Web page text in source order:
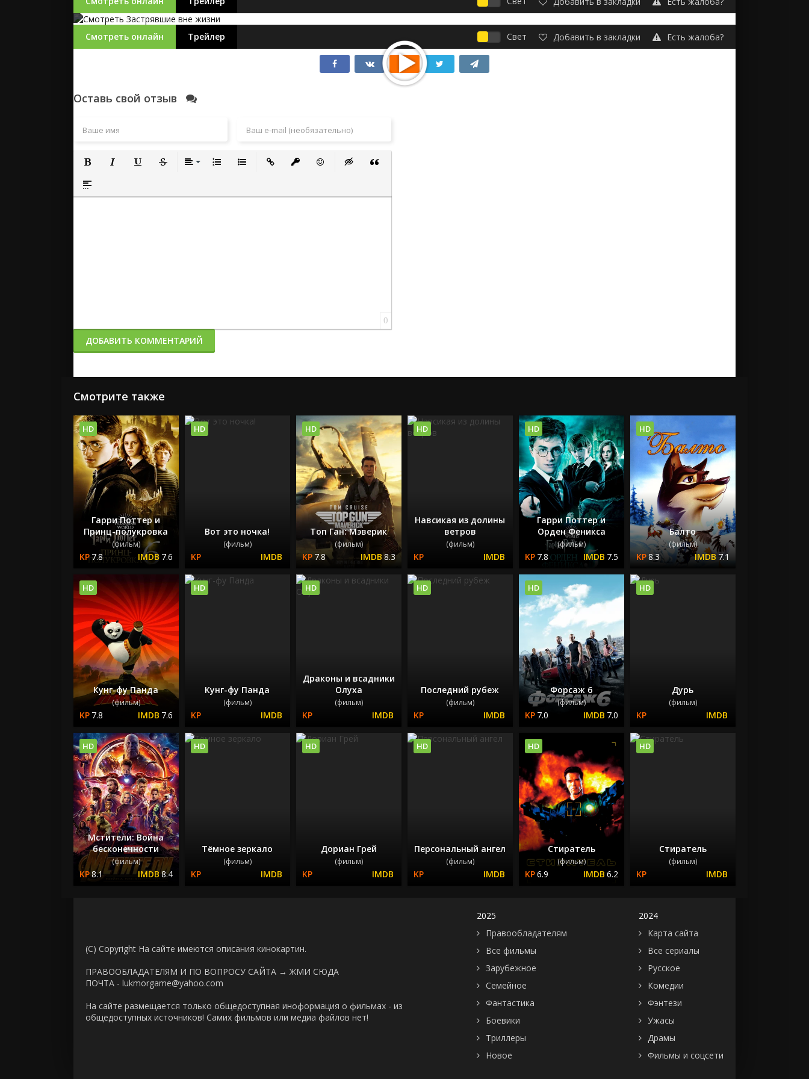
Смотреть онлайн Трейлер Свет Добавить в закладки Есть жалоба?
Оставь свой отзыв
Полужирный
Вставка спойлера
0
ДОБАВИТЬ КОММЕНТАРИЙ
Смотрите также
Гарри Поттер и
Принц-полукровка
(фильм)
7.8 7.6
HD
Вот это ночка!
(фильм)
HD
Топ Ган: Мэверик
(фильм)
7.8 8.3
HD
Навсикая из долины
ветров
(фильм)
HD
Гарри Поттер и
Орден Феникса
(фильм)
7.8 7.5
HD
Балто
(фильм)
8.3 7.1
HD
Кунг-фу Панда
(фильм)
7.8 7.6
HD
Кунг-фу Панда
(фильм)
HD
Драконы и всадники
Олуха
(фильм)
HD
Последний рубеж
(фильм)
HD
Форсаж 6
(фильм)
7.0 7.0
HD
Дурь
(фильм)
HD
Мстители: Война
бесконечности
(фильм)
8.1 8.4
HD
Тёмное зеркало
(фильм)
HD
Дориан Грей
(фильм)
HD
Персональный ангел
(фильм)
HD
Стиратель
(фильм)
6.9 6.2
HD
Стиратель
(фильм)
HD
(C) Copyright На сайте имеются описания кинокартин.
ПРАВООБЛАДАТЕЛЯМ И ПО ВОПРОСУ САЙТА → ЖМИ СЮДА
ПОЧТА - lukmorgame@yahoo.com
На сайте размещается только общедоступная иноформация о фильмах - из
общедоступных источников! Самих фильмов или медиа файлов нет!
2025
Правообладателям
Все фильмы
Зарубежное
Семейное
Фантастика
Боевики
Триллеры
Новое
2024
Карта сайта
Все сериалы
Русское
Комедии
Фэнтези
Ужасы
Драмы
Фильмы и соцсети